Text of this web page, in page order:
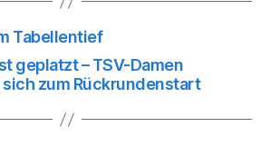
Tabellentief
geplatzt – TSV-Damen
zum Rückrundenstart